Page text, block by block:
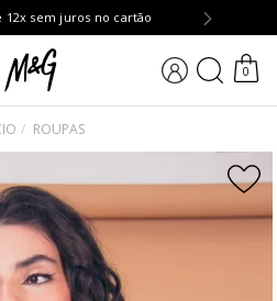
12x sem juros no cartão
0
ROUPAS